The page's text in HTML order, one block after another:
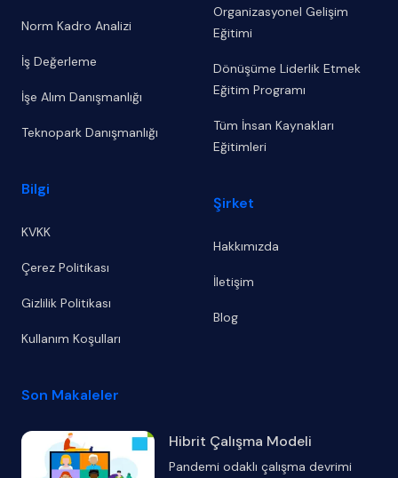
Norm Kadro Analizi
İş Değerleme
İşe Alım Danışmanlığı
Teknopark Danışmanlığı
Bilgi
KVKK
Çerez Politikası
Gizlilik Politikası
Kullanım Koşulları
Organizasyonel Gelişim
Eğitimi
Dönüşüme Liderlik Etmek
Eğitim Programı
Tüm İnsan Kaynakları
Eğitimleri
Şirket
Hakkımızda
İletişim
Blog
Son Makaleler
Hibrit Çalışma Modeli
Pandemi odaklı çalışma devrimi